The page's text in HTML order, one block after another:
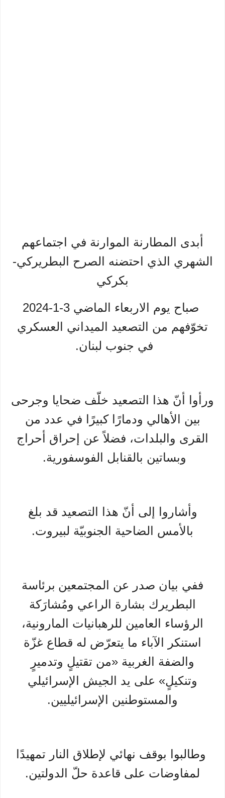
أبدى المطارنة الموارنة في اجتماعهم
الشهري الذي احتضنه الصرح البطريركي-
بكركي
صباح يوم الاربعاء الماضي 3-1-2024
تخوّفهم من التصعيد الميداني العسكري
في جنوب لبنان.
ورأوا أنّ هذا التصعيد خلّف ضحايا وجرحى
بين الأهالي ودمارًا كبيرًا في عدد من
القرى والبلدات، فضلاً عن إحراق أحراج
وبساتين بالقنابل الفوسفورية.
وأشاروا إلى أنّ هذا التصعيد قد بلغ
بالأمس الضاحية الجنوبيّة لبيروت.
ففي بيان صدر عن المجتمعين برئاسة
البطريرك بشارة الراعي ومُشارَكة
الرؤساء العامين للرهبانيات المارونية،
استنكر الآباء ما يتعرّض له قطاع غزّة
والضفة الغربية «من تقتيلٍ وتدميرٍ
وتنكيلٍ» على يد الجيش الإسرائيلي
والمستوطنين الإسرائيليين.
وطالبوا بوقف نهائي لإطلاق النار تمهيدًا
لمفاوضات على قاعدة حلّ الدولتين.